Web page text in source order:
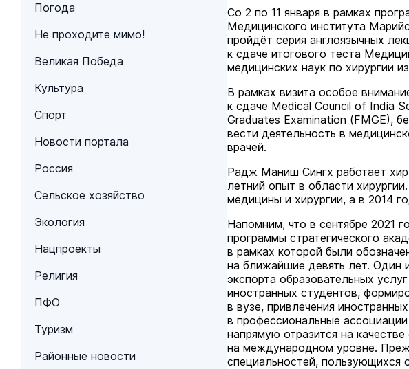
Погода
Не проходите мимо!
Великая Победа
Культура
Спорт
Новости портала
Россия
Сельское хозяйство
Экология
Нацпроекты
Религия
ПФО
Туризм
Районные новости
Со 2 по 11 января в рамках
Медицинского института
пройдёт серия англоязычных
к сдаче итогового теста
медицинских наук по хирургии
В рамках визита особое
к сдаче Medical Council of India
Graduates Examination (FMGE),
вести деятельность в
врачей.
Радж Маниш Сингх работает
летний опыт в области
медицины и хирургии, а в 2014
Напомним, что в сентябре 2021
программы стратегического
в рамках которой были
на ближайшие девять лет. Один
экспорта образовательных
иностранных студентов,
в вузе, привлечения
в профессиональные
напрямую отразится на
на международном уровне.
специальностей,